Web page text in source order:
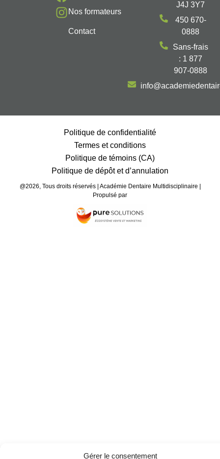
Gérer le consentement
Nos formateurs
Contact
J4J 3Y7
450 670-
0888
Sans-frais
: 1 877
907-0888
Politique de confidentialité
Termes et conditions
Politique de témoins (CA)
Politique de dépôt et d’annulation
@2026, Tous droits réservés | Académie Dentaire Multidisciplinaire |
Propulsé par